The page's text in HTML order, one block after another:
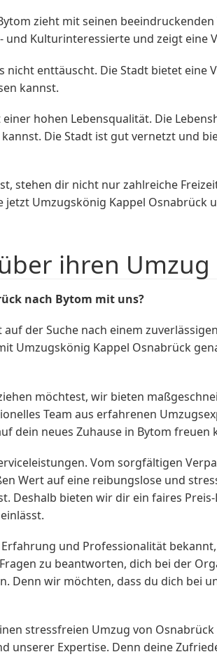
zieht mit seinen
Kulturinteressierte und zeigt eine
enttäuscht. Die Stadt bietet eine
kannst.
hohen Lebensqualität. Die
Die Stadt ist gut vernetzt und
stehen dir nicht nur zahlreiche
Umzugskönig Kappel Osnabrück
ihren
nach Bytom mit uns?
der Suche nach einem
Umzugskönig Kappel Osnabrück
möchtest, wir bieten
Team aus erfahrenen
dein neues Zuhause in Bytom freuen
Vom sorgfältigen
Wert auf eine reibungslose und
Deshalb bieten wir dir ein faires
und Professionalität
zu beantworten, dich bei der
Denn wir möchten, dass du dich bei
stressfreien Umzug von
unserer Expertise. Denn deine